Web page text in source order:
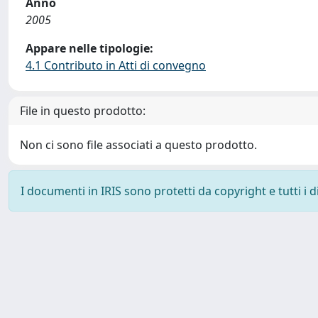
2005
Appare nelle tipologie:
4.1 Contributo in Atti di convegno
File in questo prodotto:
Non ci sono file associati a questo prodotto.
I documenti in IRIS sono protetti da copyright e tutti i